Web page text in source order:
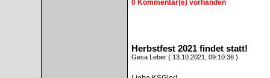
0 Kommentar(e) vorhanden
Herbstfest 2021 findet statt!
Gesa Leber ( 13.10.2021, 09:10:36 )